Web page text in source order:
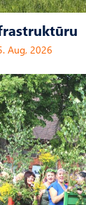
Aug, 2026